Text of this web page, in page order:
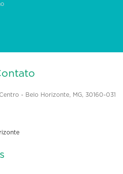
- Belo Horizonte, MG, 30160-031